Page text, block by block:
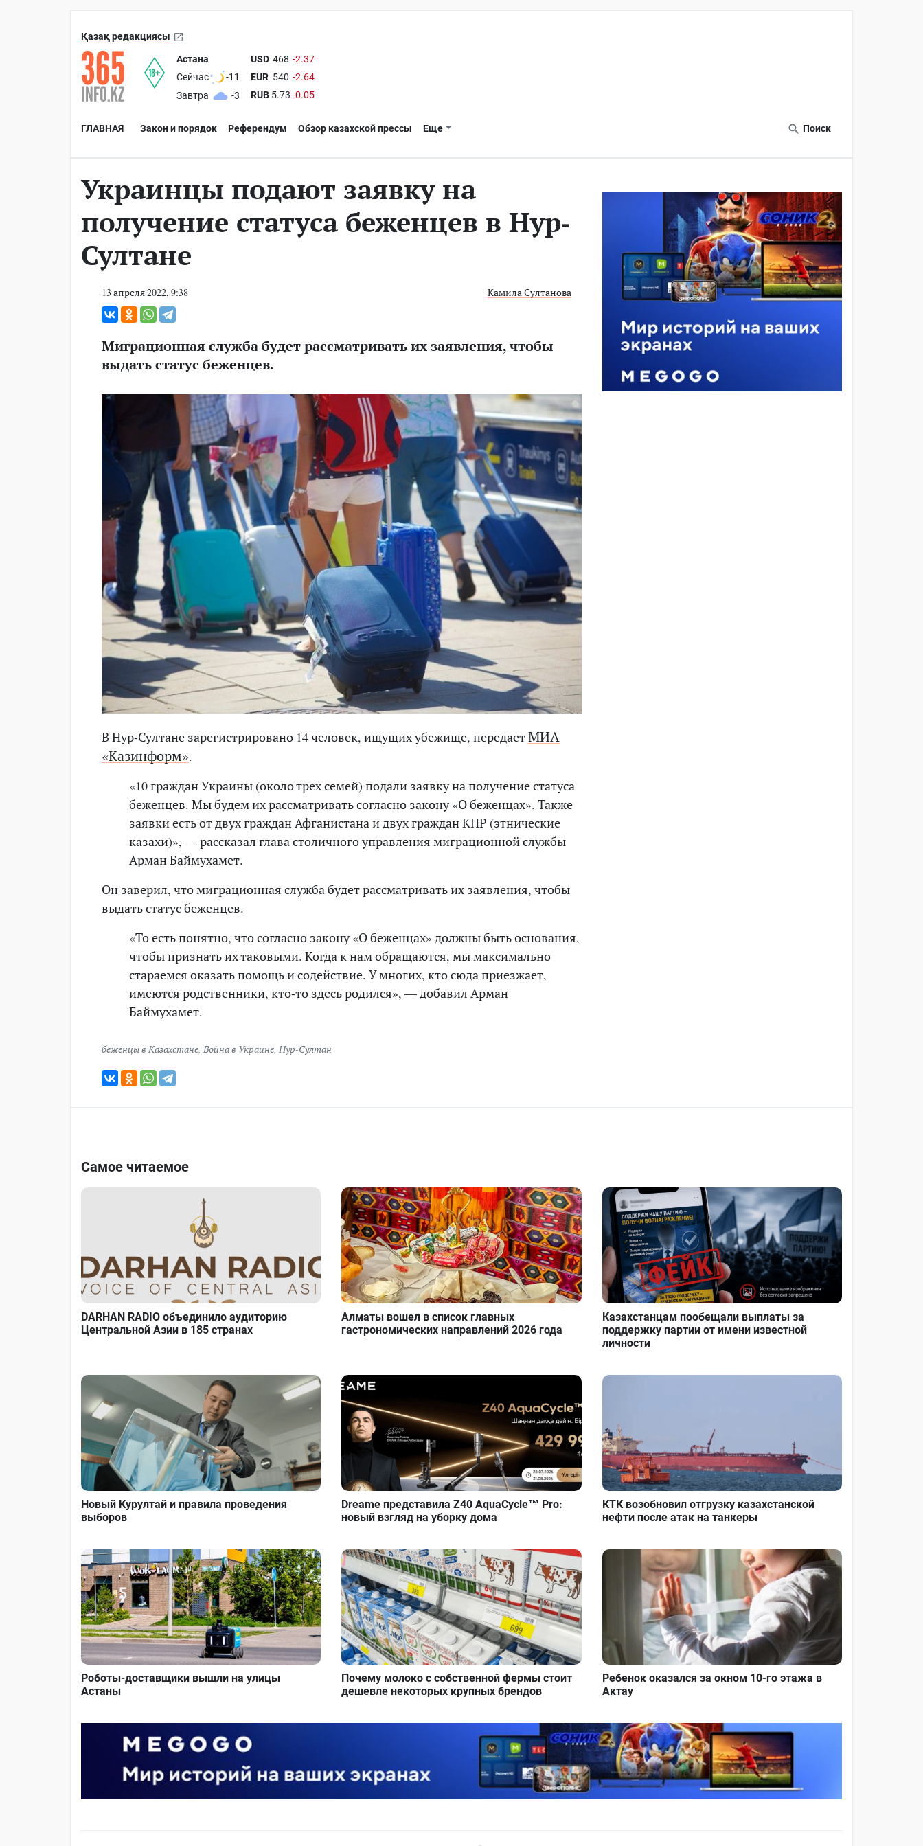
Қазақ редакциясы
Астана
Сейчас
-11
Завтра
-3
USD 468 -2.37
EUR 540 -2.64
RUB 5.73 -0.05
ГЛАВНАЯ Закон и порядок Референдум Обзор казахской прессы Еще Поиск
Украинцы подают заявку на
получение статуса беженцев в Нур-
Султане
13 апреля 2022, 9:38 Камила Султанова
Миграционная служба будет рассматривать их заявления, чтобы
выдать статус беженцев.
В Нур-Султане зарегистрировано 14 человек, ищущих убежище, передаетМИА
«Казинформ».
«10 граждан Украины (около трех семей) подали заявку на получение статуса
беженцев. Мы будем их рассматривать согласно закону «О беженцах». Также
заявки есть от двух граждан Афганистана и двух граждан КНР (этнические
казахи)», — рассказал глава столичного управления миграционной службы
Арман Баймухамет.
Он заверил, что миграционная служба будет рассматривать их заявления, чтобы
выдать статус беженцев.
«То есть понятно, что согласно закону «О беженцах» должны быть основания,
чтобы признать их таковыми. Когда к нам обращаются, мы максимально
стараемся оказать помощь и содействие. У многих, кто сюда приезжает,
имеются родственники, кто-то здесь родился», — добавил Арман
Баймухамет.
беженцы в Казахстане, Война в Украине, Нур-Султан
Самое читаемое
DARHAN RADIO объединило аудиторию
Центральной Азии в 185 странах
Алматы вошел в список главных
гастрономических направлений 2026 года
Казахстанцам пообещали выплаты за
поддержку партии от имени известной
личности
Новый Курултай и правила проведения
выборов
Dreame представила Z40 AquaCycle™ Pro:
новый взгляд на уборку дома
КТК возобновил отгрузку казахстанской
нефти после атак на танкеры
Роботы-доставщики вышли на улицы
Астаны
Почему молоко с собственной фермы стоит
дешевле некоторых крупных брендов
Ребенок оказался за окном 10-го этажа в
Актау